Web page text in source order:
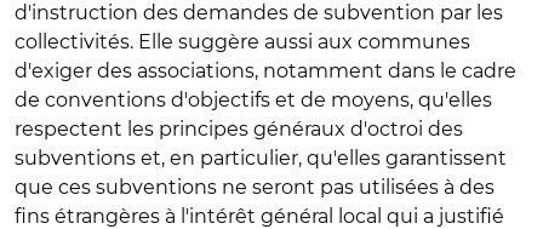
d'instruction des demandes de subvention par les
collectivités. Elle suggère aussi aux communes
d'exiger des associations, notamment dans le cadre
de conventions d'objectifs et de moyens, qu'elles
respectent les principes généraux d'octroi des
subventions et, en particulier, qu'elles garantissent
que ces subventions ne seront pas utilisées à des
fins étrangères à l'intérêt général local qui a justifié